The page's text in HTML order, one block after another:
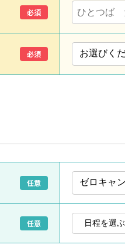
必須
必須
任意
任意 日程を選ぶ